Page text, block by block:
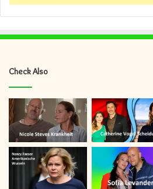
Check Also